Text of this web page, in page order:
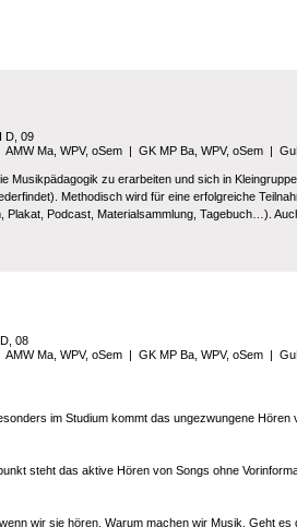
D, 09
AMW Ma, WPV, oSem | GK MP Ba, WPV, oSem |
Musikpädagogik zu erarbeiten und sich in
Methodisch wird für eine erfolgreiche
Podcast, Materialsammlung, Tagebuch…).
08
AMW Ma, WPV, oSem | GK MP Ba, WPV, oSem |
im Studium kommt das ungezwungene
steht das aktive Hören von Songs ohne
wir sie hören. Warum machen wir Musik. Geht